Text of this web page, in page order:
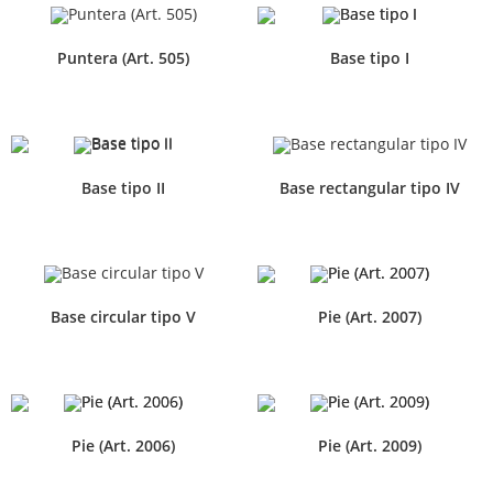
Puntera (Art. 505) Base tipo I
Base tipo II Base rectangular tipo IV
Base circular tipo V Pie (Art. 2007)
Pie (Art. 2006) Pie (Art. 2009)